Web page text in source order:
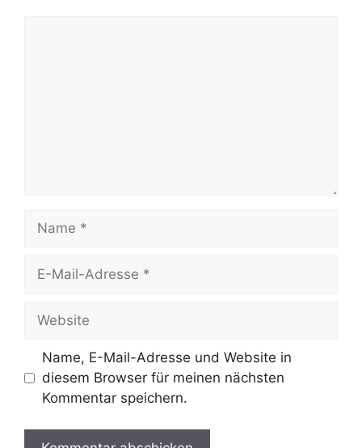
Name
Website
Name, E-Mail-Adresse und Website in
diesem Browser für meinen nächsten
Kommentar speichern.